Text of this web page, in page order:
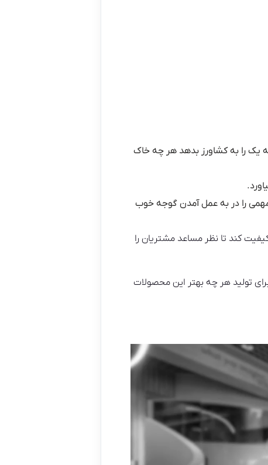
یک را به کشاورز بدهد هر چه خاک
را در به عمل آمدن گوجه خوب
کند تا نظر مساعد مشتریان را
تولید هر چه بهتر این محصولات